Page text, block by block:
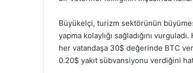
Büyükelçi, turizm sektörünün
yapma kolaylığı sağladığını
her vatandaşa 30$ değerinde BTC
0.20$ yakıt sübvansiyonu verdiğini